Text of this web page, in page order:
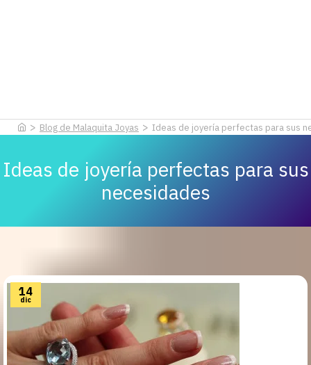
Blog de Malaquita Joyas Ideas de joyería perfectas para sus
Ideas de joyería perfectas para sus
necesidades
14
dic